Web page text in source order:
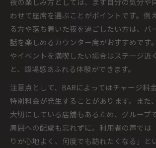
わせて座席を選ぶことがポイントです。例
る方や落ち着いた夜を過ごしたい方は、バ
話を楽しめるカウンター席がおすすめです
やイベントを満喫したい場合はステージ近
と、臨場感あふれる体験ができます。
注意点として、BARによってはチャージ料
特別料金が発生することがあります。また
大切にしている店舗もあるため、グループ
周囲への配慮も忘れずに。利用者の声では
りが心地よく、何度でも訪れたくなる」と